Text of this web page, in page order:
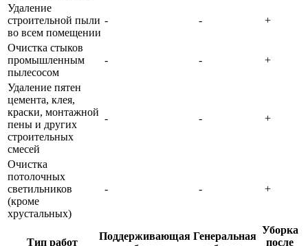
Удаление
строительной пыли
во всем помещении
- - +
Очистка стыков
промышленным
пылесосом
- - +
Удаление пятен
цемента, клея,
краски, монтажной
пены и других
строительных
смесей
- - +
Очистка
потолочных
светильников
(кроме
хрустальных)
- - +
Тип работ
Поддерживающая Генеральная
Уборка
после